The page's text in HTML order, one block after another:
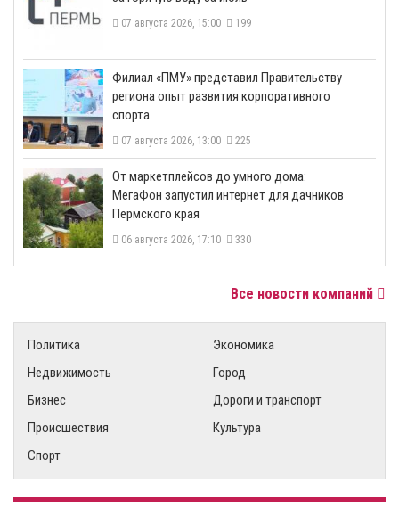
07 августа 2026, 15:00 199
​Филиал «ПМУ» представил Правительству
региона опыт развития корпоративного
спорта
07 августа 2026, 13:00 225
От маркетплейсов до умного дома:
МегаФон запустил интернет для дачников
Пермского края
06 августа 2026, 17:10 330
Все новости компаний
Политика
Экономика
Недвижимость
Город
Бизнес
Дороги и транспорт
Происшествия
Культура
Спорт